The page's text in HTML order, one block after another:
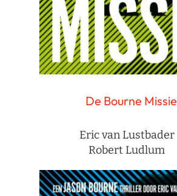
De Bourne Missie
Eric van Lustbader
Robert Ludlum